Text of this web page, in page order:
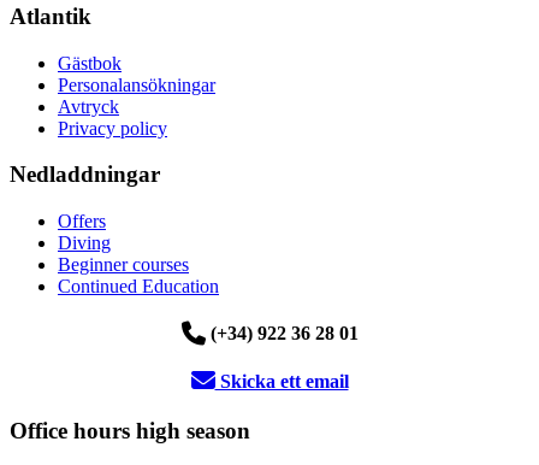
Atlantik
Gästbok
Personalansökningar
Avtryck
Privacy policy
Nedladdningar
Offers
Diving
Beginner courses
Continued Education
(+34) 922 36 28 01
Skicka ett email
Office hours high season